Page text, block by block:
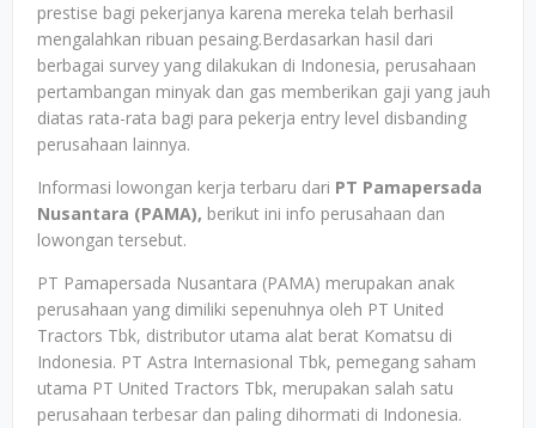
prestise bagi pekerjanya karena mereka telah berhasil
mengalahkan ribuan pesaing.Berdasarkan hasil dari
berbagai survey yang dilakukan di Indonesia, perusahaan
pertambangan minyak dan gas memberikan gaji yang jauh
diatas rata-rata bagi para pekerja entry level disbanding
perusahaan lainnya.
Informasi lowongan kerja terbaru dari PT Pamapersada
Nusantara (PAMA), berikut ini info perusahaan dan
lowongan tersebut.
PT Pamapersada Nusantara (PAMA) merupakan anak
perusahaan yang dimiliki sepenuhnya oleh PT United
Tractors Tbk, distributor utama alat berat Komatsu di
Indonesia. PT Astra Internasional Tbk, pemegang saham
utama PT United Tractors Tbk, merupakan salah satu
perusahaan terbesar dan paling dihormati di Indonesia.